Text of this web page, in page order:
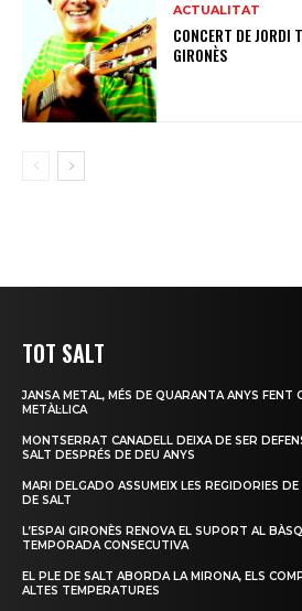
ACTUALITAT
CONCERT DE JORDI
GIRONÈS
TOT SALT
JANSA METAL, MÉS DE QUARANTA ANYS FENT
METÀL·LICA
MONTSERRAT CANADELL DEIXA DE SER
SALT DESPRÉS DE DEU ANYS
MARI DELGADO ASSUMEIX LES REGIDORIES
DE SALT
L’ESPAI GIRONÈS RENOVA EL SUPORT AL
TEMPORADA CONSECUTIVA
EL PLE DE SALT ABORDA LA MIRONA, ELS
ALTES TEMPERATURES